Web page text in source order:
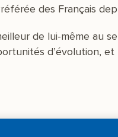
des Français
de lui-même au
d’évolution,